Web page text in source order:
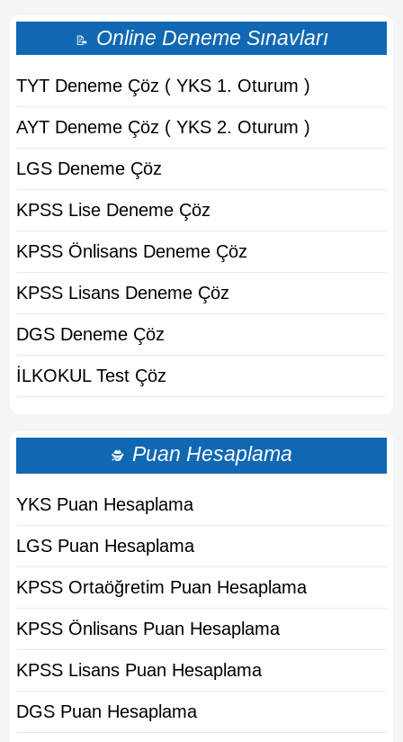
📝 Online Deneme Sınavları
TYT Deneme Çöz ( YKS 1. Oturum )
AYT Deneme Çöz ( YKS 2. Oturum )
LGS Deneme Çöz
KPSS Lise Deneme Çöz
KPSS Önlisans Deneme Çöz
KPSS Lisans Deneme Çöz
DGS Deneme Çöz
İLKOKUL Test Çöz
🕵 Puan Hesaplama
YKS Puan Hesaplama
LGS Puan Hesaplama
KPSS Ortaöğretim Puan Hesaplama
KPSS Önlisans Puan Hesaplama
KPSS Lisans Puan Hesaplama
DGS Puan Hesaplama